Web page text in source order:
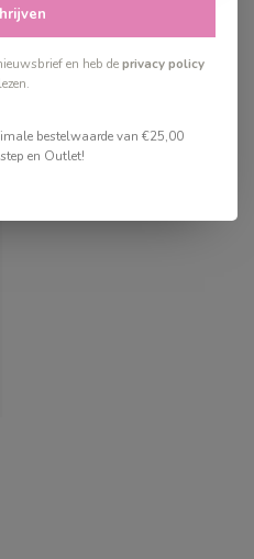
en heb deprivacy policy
bestelwaarde van €25,00
en Outlet!